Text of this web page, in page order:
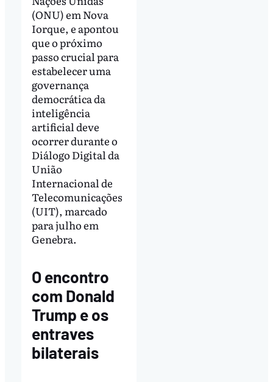
(ONU) em Nova
Iorque, e apontou
que o próximo
passo crucial para
estabelecer uma
governança
democrática da
inteligência
artificial deve
ocorrer durante o
Diálogo Digital da
União
Internacional de
Telecomunicações
(UIT), marcado
para julho em
Genebra.
O encontro
com Donald
Trump e os
entraves
bilaterais